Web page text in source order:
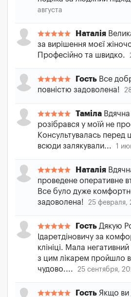
августа
Наталія
за вирішення моєї
Професійно та швидко.
Гость Все
повністю задоволена!
Таміла
розібрався у моїй не
Консультувалась перед
всюди залякували...
1
Наталія
проведене оперативне
Все було дуже
задоволена!
25 февраля,
Гость Дякую
Ідаретдіновичу за
клініці. Мала
з цим лікарем пройшло
чудово....
25 сентября,
Гость Якщо ви